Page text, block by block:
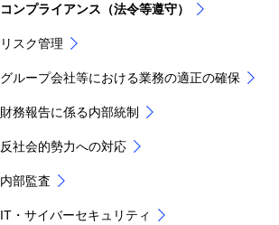
コンプライアンス（法令等遵守）
リスク管理
グループ会社等における業務の適正の確保
財務報告に係る内部統制
反社会的勢力への対応
内部監査
IT・サイバーセキュリティ